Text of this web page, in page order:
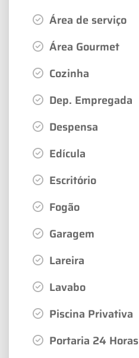
Área de serviço
Área Gourmet
Cozinha
Dep. Empregada
Despensa
Edícula
Escritório
Fogão
Garagem
Lareira
Lavabo
Piscina Privativa
Portaria 24 Horas